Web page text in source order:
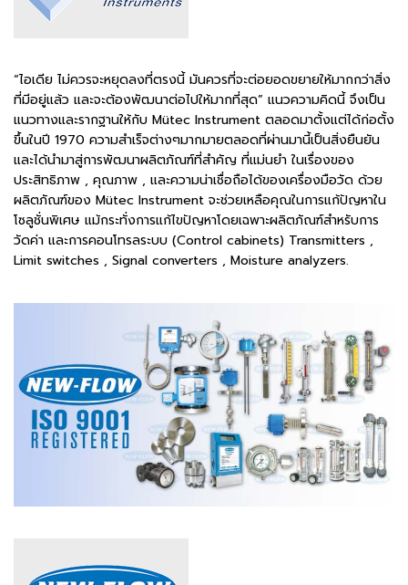
“ไอเดีย ไม่ควรจะหยุดลงที่ตรงนี้ มันควรที่จะต่อยอดขยายให้มากกว่าสิ่ง
ที่มีอยู่แล้ว และจะต้องพัฒนาต่อไปให้มากที่สุด” แนวความคิดนี้ จึงเป็น
แนวทางและรากฐานให้กับ Mütec Instrument ตลอดมาตั้งแต่ได้ก่อตั้ง
ขึ้นในปี 1970 ความสำเร็จต่างๆมากมายตลอดที่ผ่านมานี้เป็นสิ่งยืนยัน
และได้นำมาสู่การพัฒนาผลิตภัณฑ์ที่สำคัญ ที่แม่นยำ ในเรื่องของ
ประสิทธิภาพ , คุณภาพ , และความน่าเชื่อถือได้ของเครื่องมือวัด ด้วย
ผลิตภัณฑ์ของ Mütec Instrument จะช่วยเหลือคุณในการแก้ปัญหาใน
โซลูชั่นพิเศษ แม้กระทั่งการแก้ไขปัญหาโดยเฉพาะผลิตภัณฑ์สำหรับการ
วัดค่า และการคอนโทรลระบบ (Control cabinets) Transmitters ,
Limit switches , Signal converters , Moisture analyzers.